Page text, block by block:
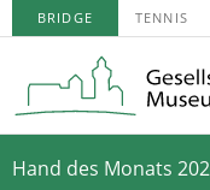
BRIDGE TENNIS
Hand des Monats